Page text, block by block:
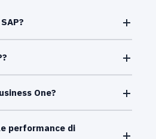
One?
performance di